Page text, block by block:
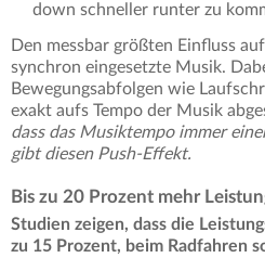
down schneller runter zu
Den messbar größten Einfluss
synchron eingesetzte Musik.
Bewegungsabfolgen wie
exakt aufs Tempo der Musik
dass das Musiktempo immer
gibt diesen Push-Effekt.
Bis zu 20 Prozent mehr
Studien zeigen, dass die
zu 15 Prozent, beim Radfahren